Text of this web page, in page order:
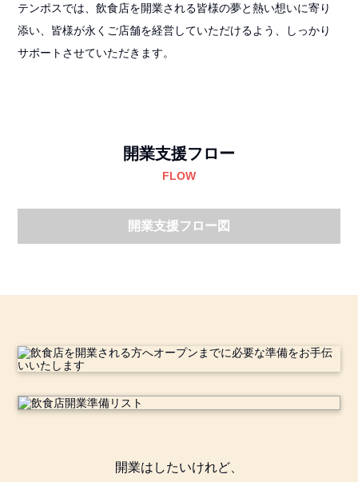
テンポスでは、飲食店を開業される皆様の夢と熱い想いに寄り
添い、皆様が永くご店舗を経営していただけるよう、しっかり
サポートさせていただきます。
開業支援フロー
FLOW
開業支援フロー図
開業はしたいけれど、